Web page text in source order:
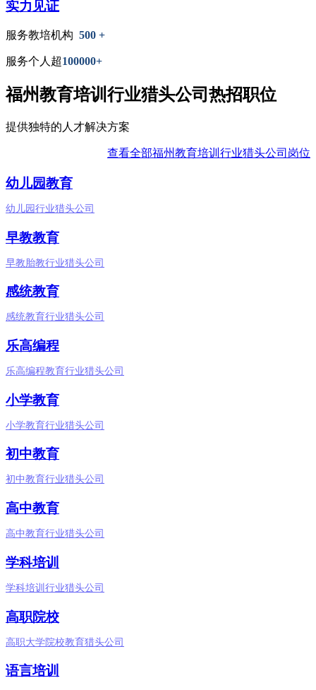
实力见证
服务教培机构 500 +
服务个人超100000+
福州教育培训行业猎头公司热招职位
提供独特的人才解决方案
查看全部福州教育培训行业猎头公司岗位
幼儿园教育
幼儿园行业猎头公司
早教教育
早教胎教行业猎头公司
感统教育
感统教育行业猎头公司
乐高编程
乐高编程教育行业猎头公司
小学教育
小学教育行业猎头公司
初中教育
初中教育行业猎头公司
高中教育
高中教育行业猎头公司
学科培训
学科培训行业猎头公司
高职院校
高职大学院校教育猎头公司
语言培训